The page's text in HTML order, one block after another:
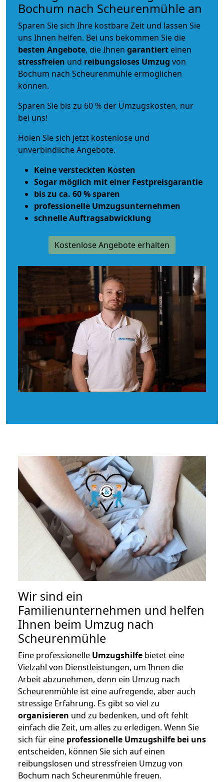
Bochum nach Scheurenmühle an
Sparen Sie sich Ihre kostbare Zeit und lassen Sie
uns Ihnen helfen. Bei uns bekommen Sie die
besten Angebote, die Ihnen garantiert einen
stressfreien und reibungsloses Umzug von
Bochum nach Scheurenmühle ermöglichen
können.
Sparen Sie bis zu 60 % der Umzugskosten, nur
bei uns!
Holen Sie sich jetzt kostenlose und
unverbindliche Angebote.
Keine versteckten Kosten
Sogar möglich mit einer Festpreisgarantie
bis zu ca. 60 % sparen
professionelle Umzugsunternehmen
schnelle Auftragsabwicklung
Kostenlose Angebote erhalten
Wir sind ein
Familienunternehmen und helfen
Ihnen beim Umzug nach
Scheurenmühle
Eine professionelle Umzugshilfe bietet eine
Vielzahl von Dienstleistungen, um Ihnen die
Arbeit abzunehmen, denn ein Umzug nach
Scheurenmühle ist eine aufregende, aber auch
stressige Erfahrung. Es gibt so viel zu
organisieren und zu bedenken, und oft fehlt
einfach die Zeit, um alles zu erledigen. Wenn Sie
sich für eine professionelle Umzugshilfe bei uns
entscheiden, können Sie sich auf einen
reibungslosen und stressfreien Umzug von
Bochum nach Scheurenmühle freuen.